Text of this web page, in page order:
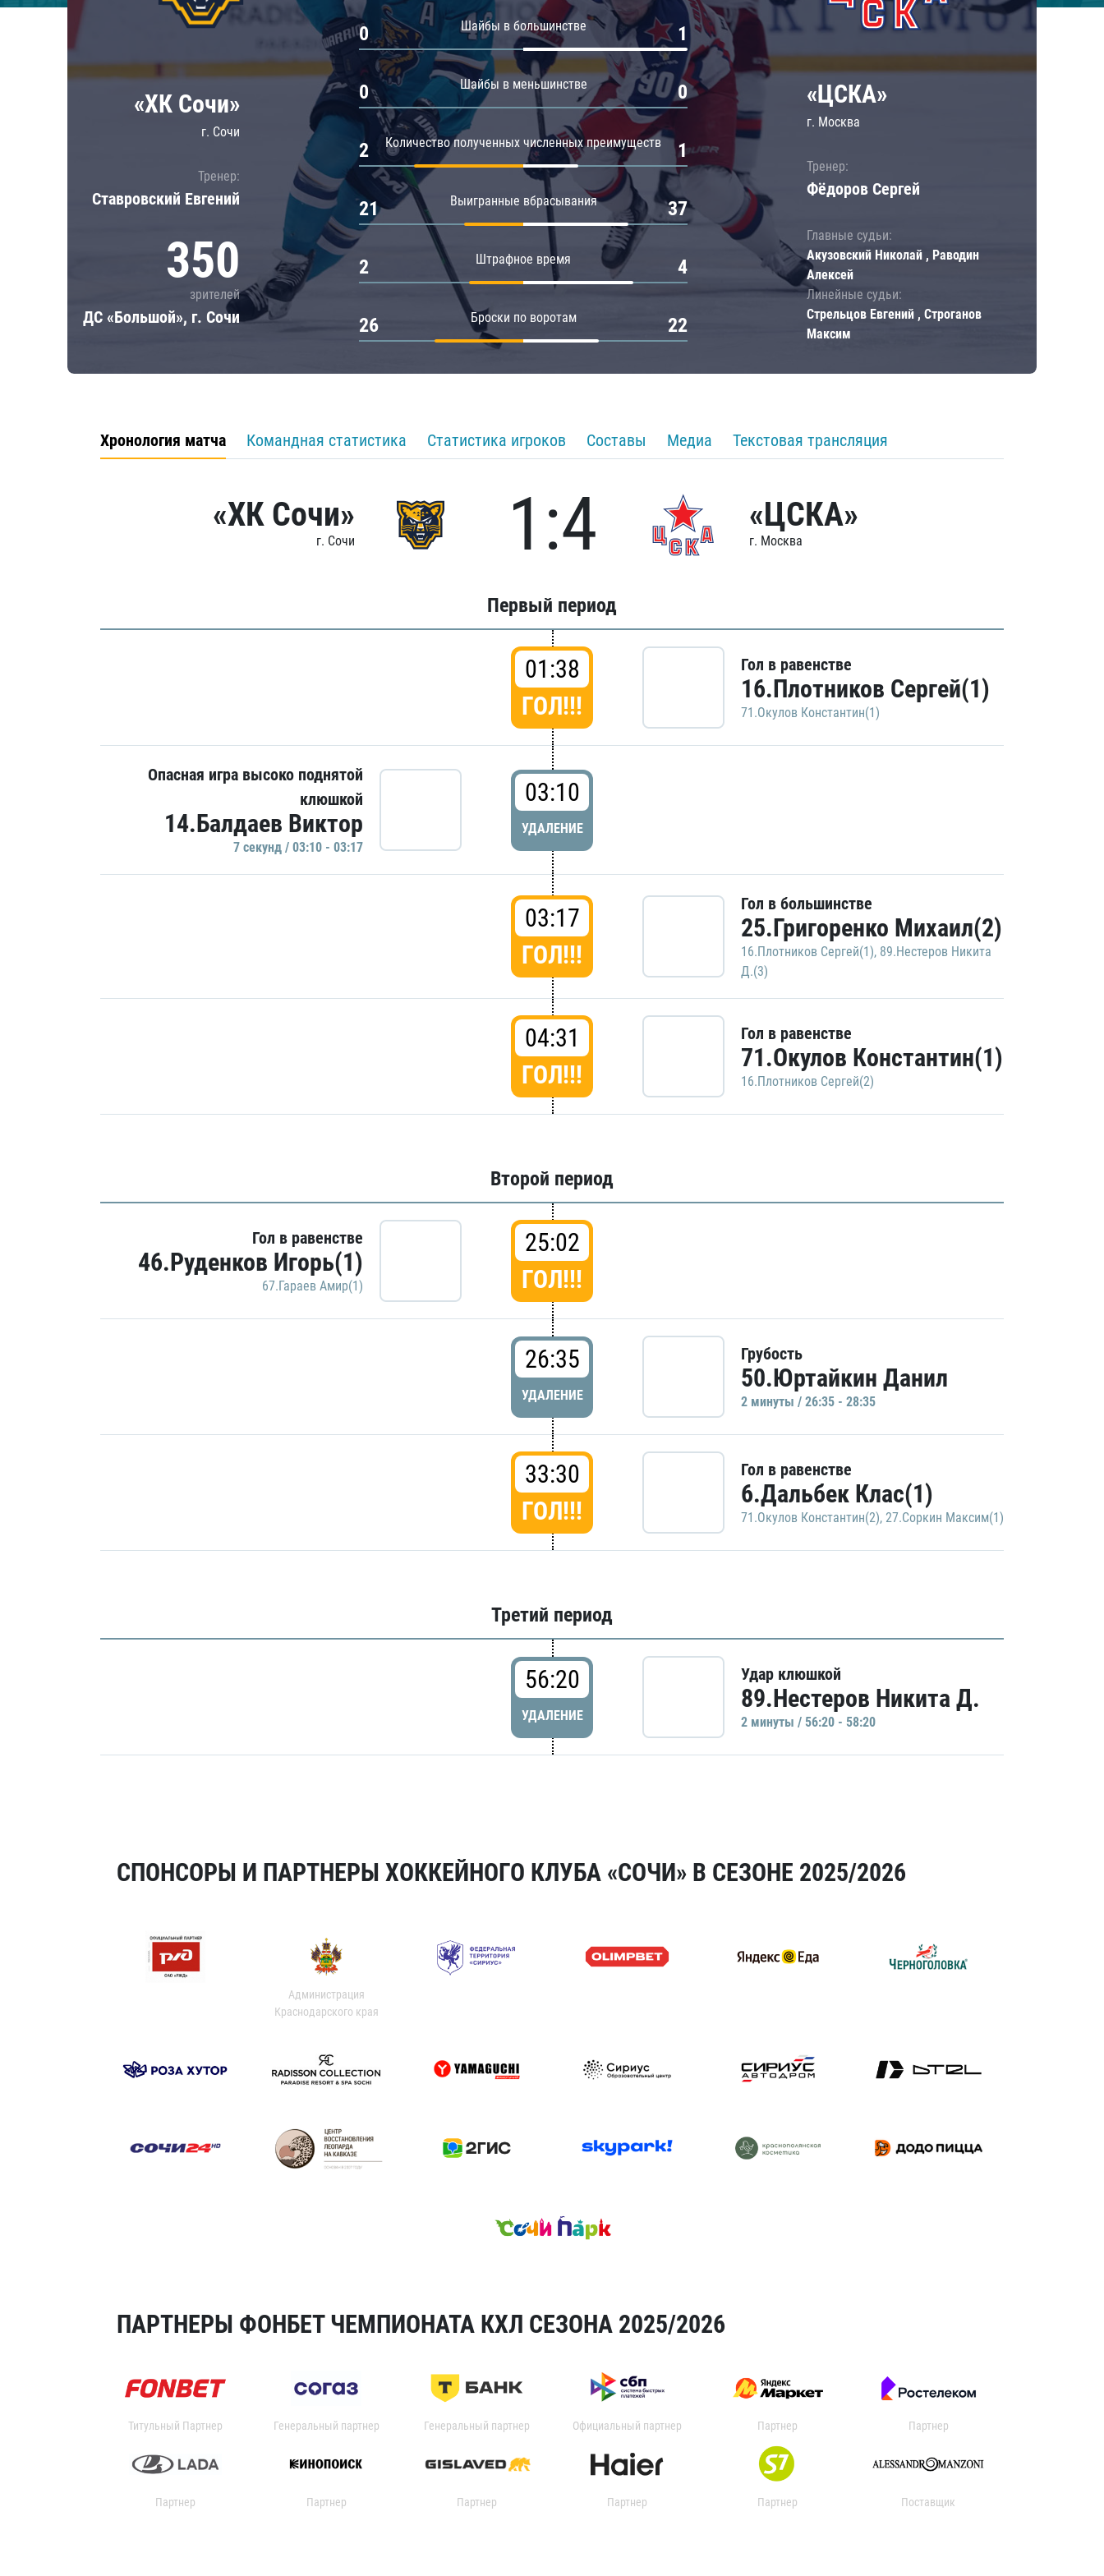
Локомотив
ЦСКА
Шанхайские Драконы
Амур
Барыс
Салават Юлаев
«ХК Сочи»
г. Сочи
Тренер:
Ставровский Евгений
350
зрителей
ДС «Большой», г. Сочи
Шайбы в большинстве
0 1
Шайбы в меньшинстве
0 0
Количество полученных численных преимуществ
2 1
Выигранные вбрасывания
21 37
Штрафное время
2 4
Броски по воротам
26 22
«ЦСКА»
г. Москва
Тренер:
Фёдоров Сергей
Главные судьи:
Акузовский Николай , Раводин
Алексей
Линейные судьи:
Стрельцов Евгений , Строганов
Максим
Хронология матча Командная статистика Статистика игроков Составы Медиа Текстовая трансляция
«ХК Сочи»
г. Сочи 1:4 «ЦСКА»
г. Москва
Первый период
01:38
ГОЛ!!!
Гол в равенстве
16.Плотников Сергей(1)
71.Окулов Константин(1)
Опасная игра высоко поднятой
клюшкой
14.Балдаев Виктор
7 секунд / 03:10 - 03:17
03:10
УДАЛЕНИЕ
03:17
ГОЛ!!!
Гол в большинстве
25.Григоренко Михаил(2)
16.Плотников Сергей(1), 89.Нестеров Никита
Д.(3)
04:31
ГОЛ!!!
Гол в равенстве
71.Окулов Константин(1)
16.Плотников Сергей(2)
Второй период
Гол в равенстве
46.Руденков Игорь(1)
67.Гараев Амир(1)
25:02
ГОЛ!!!
26:35
УДАЛЕНИЕ
Грубость
50.Юртайкин Данил
2 минуты / 26:35 - 28:35
33:30
ГОЛ!!!
Гол в равенстве
6.Дальбек Клас(1)
71.Окулов Константин(2), 27.Соркин Максим(1)
Третий период
56:20
УДАЛЕНИЕ
Удар клюшкой
89.Нестеров Никита Д.
2 минуты / 56:20 - 58:20
СПОНСОРЫ И ПАРТНЕРЫ ХОККЕЙНОГО КЛУБА «СОЧИ» В СЕЗОНЕ 2025/2026
Администрация
Краснодарского края
ПАРТНЕРЫ ФОНБЕТ ЧЕМПИОНАТА КХЛ СЕЗОНА 2025/2026
Титульный Партнер Генеральный партнер Генеральный партнер Официальный партнер Партнер Партнер
Партнер Партнер Партнер Партнер Партнер Поставщик